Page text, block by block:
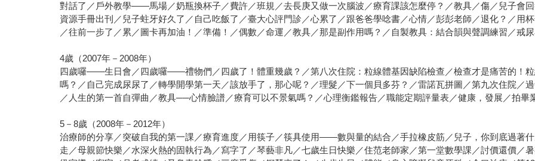
對話了／戶外教學——馬場／奶瓶換杯子／費許／班規／去長庚又做一次腦波／療育課該怎麼停？／教具／傷／兒子會
資源手冊出刊／兒子蛀牙好久了／自己吃飯了／臺大心評門診／心累了／跟爸爸學唸書／心情／彭彭老師／退化？／用
／往前一步了／累／圖卡再加油！／準備！／偶數／命運／教具／那是副作用嗎？／自製教具：結合韻與聲調練習／戒
4歲（2007年－2008年）
四歲囉——生日會／四歲囉——禮物們／四歲了！體重幾歲？／第八次住院：粒線體基因缺陷檢查／檢查才是痛苦的！
嗎？／自己完成尿尿了／轉學開學第一天／該放手了，那心呢？／理髮／下一個貝多芬？／雷諾瓦拼圖／第九次住院／
／人生的第一首自彈曲／教具──心情臉譜／療育可以不景氣嗎？／心理衡鑑報告／職能定期評量表／健康，發展／拍
5－8歲（2008年－2012年）
治療師的分享／突破自我的第一課／療育進度／用筷子／筷具使用——數與量的結合／手拉橡皮筋／兒子，你到底過著
走／母親節快樂／水深火熱的固執行為／寫字了／琴藝非凡／七歲生日快樂／住范老師家／第一堂數學課／討價還價／